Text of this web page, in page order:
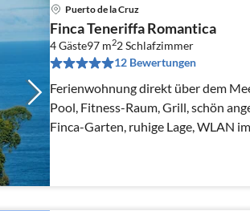
Puerto de la Cruz
Finca Teneriffa Romantica
4 Gäste97 m22Schlafzimmer
12 Bewertungen
Ferienwohnung direkt über dem Meer mit Meerblick,
Pool, Fitness-Raum, Grill, schön
Finca-Garten, ruhige Lage, WLAN